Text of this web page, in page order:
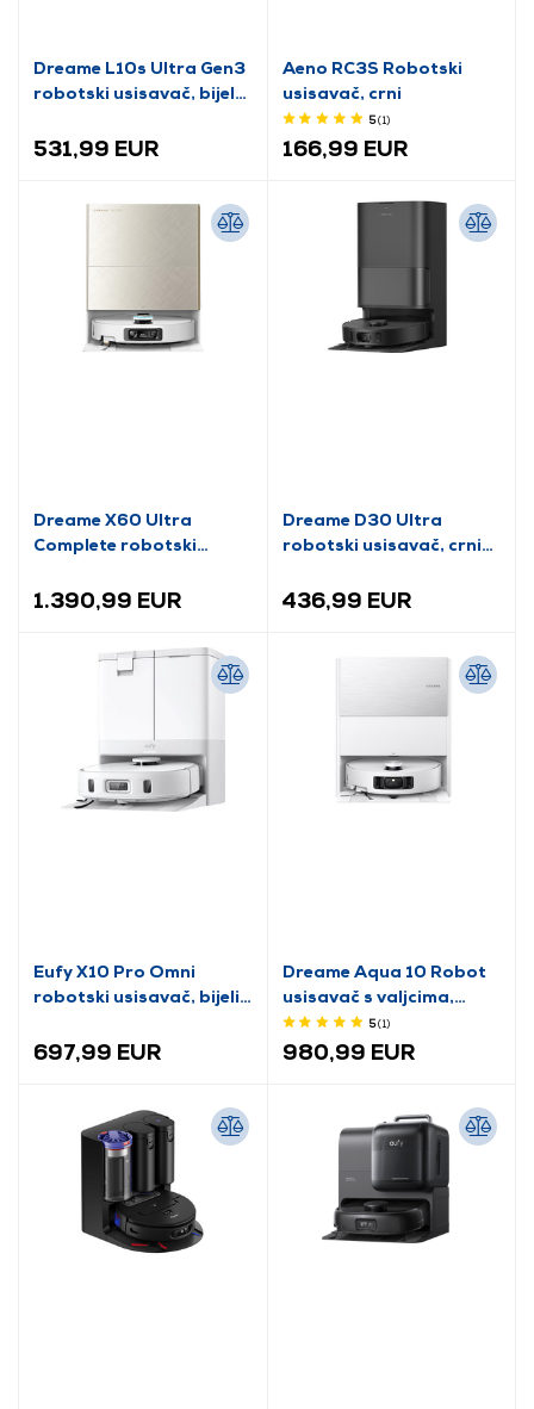
Dreame L10s Ultra Gen3
robotski usisavač, bijela
531,99 EUR
Aeno RC3S Robotski
usisavač, crni
5(1)
166,99 EUR
Dreame X60 Ultra
Complete robotski
(RLX87DE WH)
1.390,99 EUR
Dreame D30 Ultra
robotski usisavač, crni
436,99 EUR
Eufy X10 Pro Omni
robotski usisavač, bijeli
697,99 EUR
Dreame Aqua 10 Robot
usisavač s valjcima,
bijela (RLH31CE-WH)
5(1)
980,99 EUR